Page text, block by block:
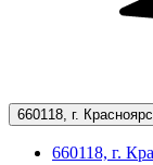
660118, г.
660118, г.